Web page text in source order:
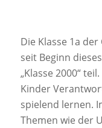
Die Klasse 1a
seit Beginn
„Klasse 2000“
Kinder
spielend lernen.
Themen wie der